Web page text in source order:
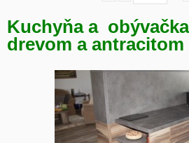
Kuchyňa a
drevom a antracitom